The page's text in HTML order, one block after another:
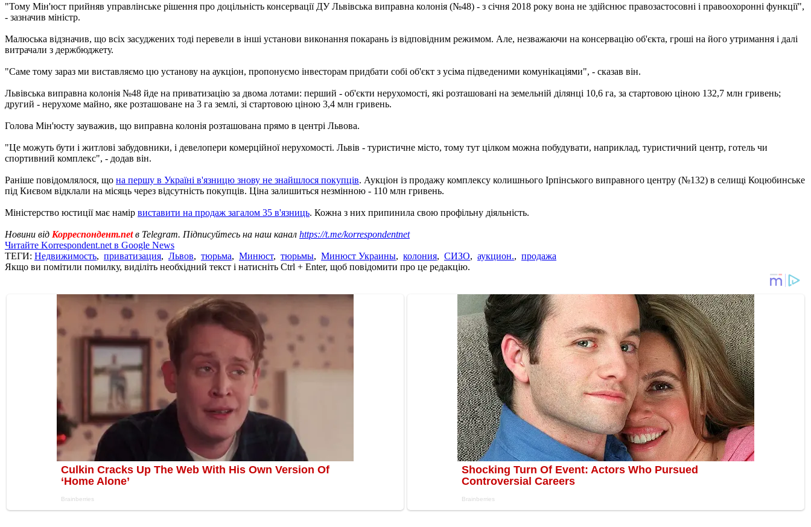
"Тому Мін'юст прийняв управлінське рішення про доцільність консервації ДУ Львівська виправна колонія (№48) - з січня 2018 року вона не здійснює правозастосовні і правоохоронні функції",
- зазначив міністр.
Малюська відзначив, що всіх засуджених тоді перевели в інші установи виконання покарань із відповідним режимом. Але, незважаючи на консервацію об'єкта, гроші на його утримання і далі
витрачали з держбюджету.
"Саме тому зараз ми виставляємо цю установу на аукціон, пропонуємо інвесторам придбати собі об'єкт з усіма підведеними комунікаціями", - сказав він.
Львівська виправна колонія №48 йде на приватизацію за двома лотами: перший - об'єкти нерухомості, які розташовані на земельній ділянці 10,6 га, за стартовою ціною 132,7 млн ​​гривень;
другий - нерухоме майно, яке розташоване на 3 га землі, зі стартовою ціною 3,4 млн гривень.
Голова Мін'юсту зауважив, що виправна колонія розташована прямо в центрі Львова.
"Це можуть бути і житлові забудовники, і девелопери комерційної нерухомості. Львів - туристичне місто, тому тут цілком можна побудувати, наприклад, туристичний центр, готель чи
спортивний комплекс", - додав він.
Раніше повідомлялося, що на першу в Україні в'язницю знову не знайшлося покупців. Аукціон із продажу комплексу колишнього Ірпінського виправного центру (№132) в селищі Коцюбинське
під Києвом відклали на місяць через відсутність покупців. Ціна залишиться незмінною - 110 млн гривень.
Міністерство юстиції має намір виставити на продаж загалом 35 в'язниць. Кожна з них припинила свою профільну діяльність.
Новини від Корреспондент.netв Telegram. Підписуйтесь на наш канал https://t.me/korrespondentnet
Читайте Korrespondent.net в Google News
ТЕГИ: Недвижимость, приватизация, Львов, тюрьма, Минюст, тюрьмы, Минюст Украины, колония, СИЗО, аукцион., продажа
Якщо ви помітили помилку, виділіть необхідний текст і натисніть Ctrl + Enter, щоб повідомити про це редакцію.